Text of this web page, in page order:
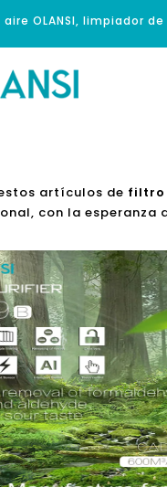
OLANSI, limpiador
artículos de filtro
con la esperanza